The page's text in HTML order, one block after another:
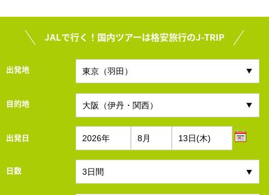
JALで行く！国内ツアーは格安旅行のJ-TRIP
出発地
目的地
出発日
日数